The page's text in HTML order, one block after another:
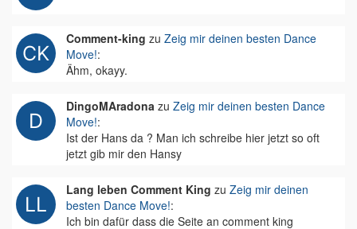
Comment-king zu Zeig mir deinen besten Dance
Move!:
Ähm, okayy.
DingoMAradona zu Zeig mir deinen besten Dance
Move!:
Ist der Hans da ? Man ich schreibe hier jetzt so oft
jetzt gib mir den Hansy
Lang leben Comment King zu Zeig mir deinen
besten Dance Move!:
Ich bin dafür dass die Seite an comment king